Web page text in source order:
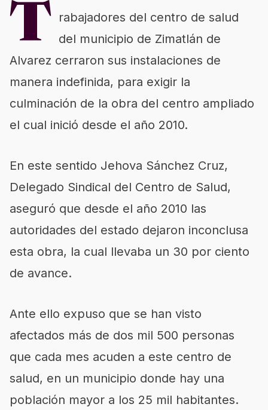
T rabajadores del centro de salud
del municipio de Zimatlán de
Alvarez cerraron sus instalaciones de
manera indefinida, para exigir la
culminación de la obra del centro ampliado
el cual inició desde el año 2010.
En este sentido Jehova Sánchez Cruz,
Delegado Sindical del Centro de Salud,
aseguró que desde el año 2010 las
autoridades del estado dejaron inconclusa
esta obra, la cual llevaba un 30 por ciento
de avance.
Ante ello expuso que se han visto
afectados más de dos mil 500 personas
que cada mes acuden a este centro de
salud, en un municipio donde hay una
población mayor a los 25 mil habitantes.